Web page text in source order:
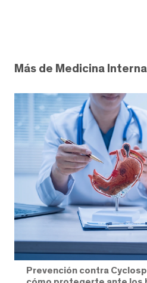
Más de Medicina Interna
Prevención contra